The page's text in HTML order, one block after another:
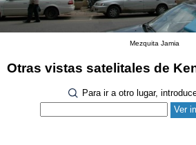
Mezquita Jamia
Otras vistas satelitales de
Para ir a otro lugar,